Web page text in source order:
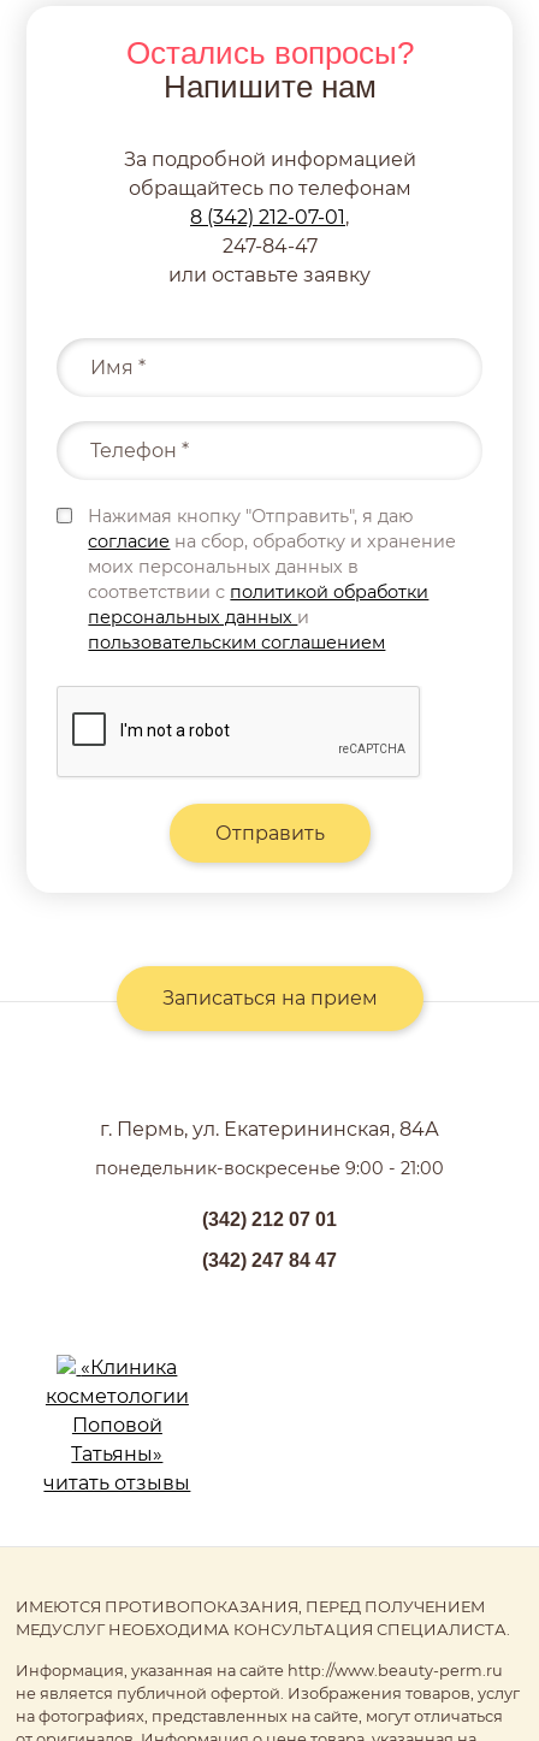
Остались вопросы?
Напишите нам
За подробной информацией
обращайтесь по телефонам
8 (342) 212-07-01,
247-84-47
или оставьте заявку
Нажимая кнопку "Отправить", я даю
согласие на сбор, обработку и хранение
моих персональных данных в
соответствии с политикой обработки
персональных данных и
пользовательским соглашением
Записаться на прием
г. Пермь, ул. Екатерининская, 84А
понедельник-воскресенье 9:00 - 21:00
(342) 212 07 01
(342) 247 84 47
«Клиника
косметологии
Поповой
Татьяны»
читать отзывы
ИМЕЮТСЯ ПРОТИВОПОКАЗАНИЯ, ПЕРЕД ПОЛУЧЕНИЕМ
МЕДУСЛУГ НЕОБХОДИМА КОНСУЛЬТАЦИЯ СПЕЦИАЛИСТА.
Информация, указанная на сайте http://www.beauty-perm.ru
не является публичной офертой. Изображения товаров, услуг
на фотографиях, представленных на сайте, могут отличаться